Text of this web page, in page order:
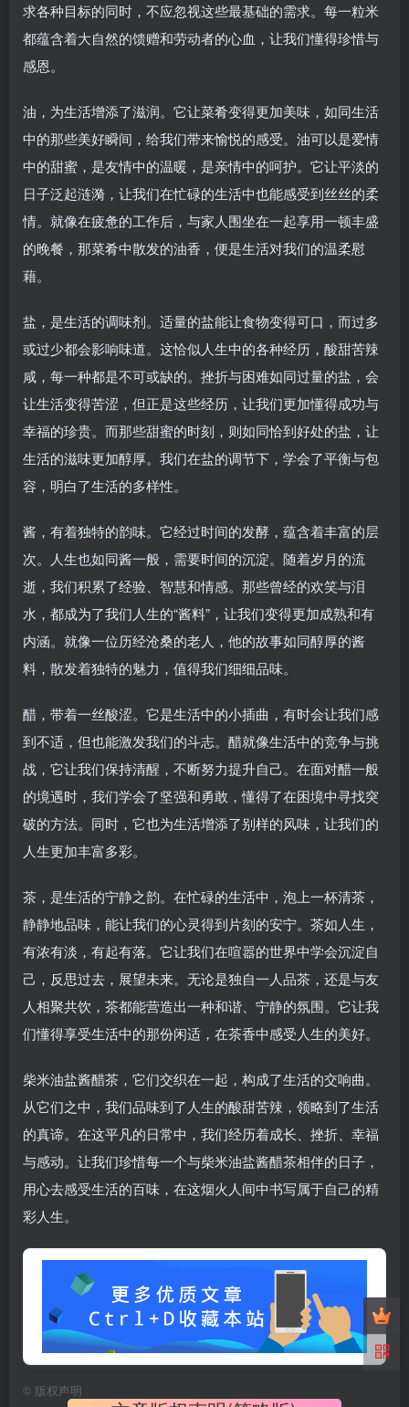
求各种目标的同时，不应忽视这些最基础的需求。每一粒米
都蕴含着大自然的馈赠和劳动者的心血，让我们懂得珍惜与
感恩。
油，为生活增添了滋润。它让菜肴变得更加美味，如同生活
中的那些美好瞬间，给我们带来愉悦的感受。油可以是爱情
中的甜蜜，是友情中的温暖，是亲情中的呵护。它让平淡的
日子泛起涟漪，让我们在忙碌的生活中也能感受到丝丝的柔
情。就像在疲惫的工作后，与家人围坐在一起享用一顿丰盛
的晚餐，那菜肴中散发的油香，便是生活对我们的温柔慰
藉。
盐，是生活的调味剂。适量的盐能让食物变得可口，而过多
或过少都会影响味道。这恰似人生中的各种经历，酸甜苦辣
咸，每一种都是不可或缺的。挫折与困难如同过量的盐，会
让生活变得苦涩，但正是这些经历，让我们更加懂得成功与
幸福的珍贵。而那些甜蜜的时刻，则如同恰到好处的盐，让
生活的滋味更加醇厚。我们在盐的调节下，学会了平衡与包
容，明白了生活的多样性。
酱，有着独特的韵味。它经过时间的发酵，蕴含着丰富的层
次。人生也如同酱一般，需要时间的沉淀。随着岁月的流
逝，我们积累了经验、智慧和情感。那些曾经的欢笑与泪
水，都成为了我们人生的“酱料”，让我们变得更加成熟和有
内涵。就像一位历经沧桑的老人，他的故事如同醇厚的酱
料，散发着独特的魅力，值得我们细细品味。
醋，带着一丝酸涩。它是生活中的小插曲，有时会让我们感
到不适，但也能激发我们的斗志。醋就像生活中的竞争与挑
战，它让我们保持清醒，不断努力提升自己。在面对醋一般
的境遇时，我们学会了坚强和勇敢，懂得了在困境中寻找突
破的方法。同时，它也为生活增添了别样的风味，让我们的
人生更加丰富多彩。
茶，是生活的宁静之韵。在忙碌的生活中，泡上一杯清茶，
静静地品味，能让我们的心灵得到片刻的安宁。茶如人生，
有浓有淡，有起有落。它让我们在喧嚣的世界中学会沉淀自
己，反思过去，展望未来。无论是独自一人品茶，还是与友
人相聚共饮，茶都能营造出一种和谐、宁静的氛围。它让我
们懂得享受生活中的那份闲适，在茶香中感受人生的美好。
柴米油盐酱醋茶，它们交织在一起，构成了生活的交响曲。
从它们之中，我们品味到了人生的酸甜苦辣，领略到了生活
的真谛。在这平凡的日常中，我们经历着成长、挫折、幸福
与感动。让我们珍惜每一个与柴米油盐酱醋茶相伴的日子，
用心去感受生活的百味，在这烟火人间中书写属于自己的精
彩人生。
© 版权声明